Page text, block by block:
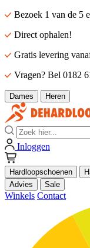
Bezoek 1 van de 5
Direct ophalen!
Gratis levering
Vragen? Bel 0182
Dames Heren
Zoek
Inloggen
Hardloopschoenen
Advies
Sale
Winkels Contact